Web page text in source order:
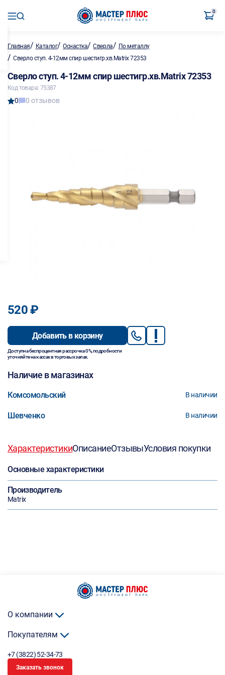
0
Главная/ Каталог/Оснастка/Сверла/ По металлу
/ Сверло ступ. 4-12мм спир шестигр.хв.Matrix 72353
Сверло ступ. 4-12мм спир шестигр.хв.Matrix 72353
Код товара: 75387
0 0 отзывов
520 ₽
Добавить в корзину
Доступна беспроцентная рассрочка 0%, подробности
уточняйте на кассах в торговых залах.
Наличие в магазинах
Комсомольский В наличии
Шевченко В наличии
ХарактеристикиОписаниеОтзывыУсловия покупки
Основные характеристики
Производитель
Matrix
О компании
Покупателям
+7 (3822) 52-34-73
Заказать звонок